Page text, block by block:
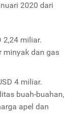
2020 dari
2,24 miliar.
minyak dan gas
4 miliar.
buah-buahan,
apel dan